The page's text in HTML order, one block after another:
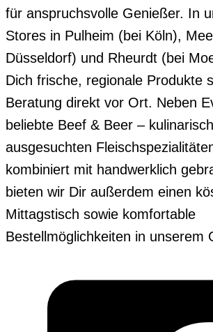
für anspruchsvolle Genießer. In
Stores in Pulheim (bei Köln),
Düsseldorf) und Rheurdt (bei
Dich frische, regionale Produkte
Beratung direkt vor Ort. Neben
beliebte Beef & Beer –
ausgesuchten
kombiniert mit handwerklich
bieten wir Dir außerdem einen
Mittagstisch sowie komfortable
Bestellmöglichkeiten in unserem